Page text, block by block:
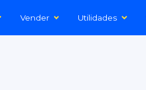
Vender Utilidades